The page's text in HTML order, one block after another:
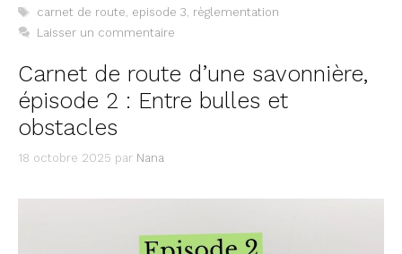
Étiquettes
carnet de route, episode 3, règlementation
Laisser un commentaire
Carnet de route d’une savonnière,
épisode 2 : Entre bulles et
obstacles
18 octobre 2025 par Nana